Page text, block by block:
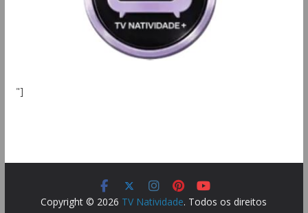
"]
Copyright © 2026 TV Natividade. Todos os direitos